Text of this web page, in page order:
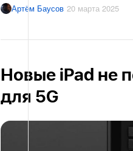
Артём Баусов 20 марта 2025
Новые iPad не
для 5G